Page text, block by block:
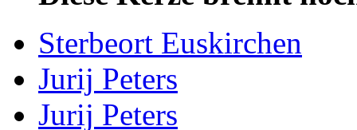
Sterbeort Euskirchen
Jurij Peters
Jurij Peters